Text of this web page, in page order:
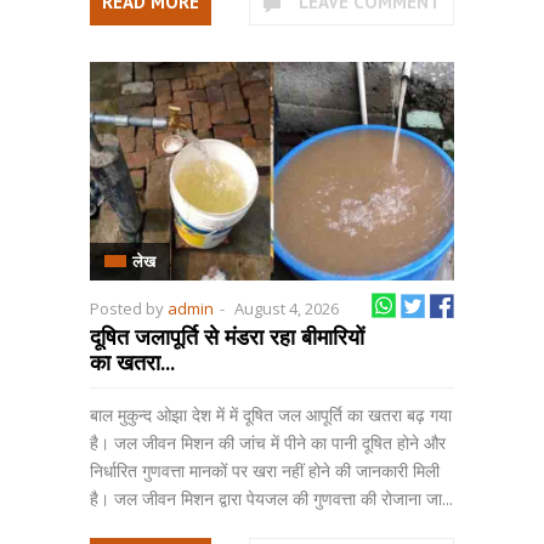
लेख
Posted by admin - August 4, 2026
दूषित जलापूर्ति से मंडरा रहा बीमारियों
का खतरा...
बाल मुकुन्द ओझा देश में में दूषित जल आपूर्ति का खतरा बढ़ गया
है। जल जीवन मिशन की जांच में पीने का पानी दूषित होने और
निर्धारित गुणवत्ता मानकों पर खरा नहीं होने की जानकारी मिली
है। जल जीवन मिशन द्वारा पेयजल की गुणवत्ता की रोजाना जा...